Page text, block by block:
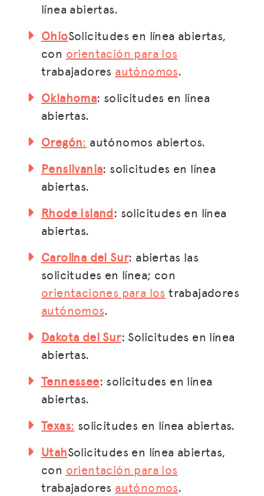
línea abiertas.
OhioSolicitudes en línea abiertas,
con orientación para los
trabajadores autónomos.
Oklahoma: solicitudes en línea
abiertas.
Oregón: autónomos abiertos.
Pensilvania: solicitudes en línea
abiertas.
Rhode Island: solicitudes en línea
abiertas.
Carolina del Sur: abiertas las
solicitudes en línea; con
orientaciones para los trabajadores
autónomos.
Dakota del Sur: Solicitudes en línea
abiertas.
Tennessee: solicitudes en línea
abiertas.
Texas: solicitudes en línea abiertas.
UtahSolicitudes en línea abiertas,
con orientación para los
trabajadores autónomos.